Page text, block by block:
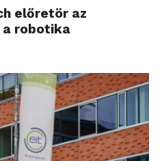
előretör az
robotika